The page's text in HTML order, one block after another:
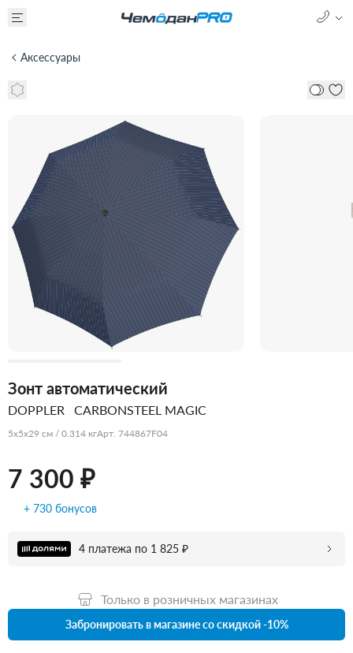
Аксессуары
Зонт автоматический
DOPPLER CARBONSTEEL MAGIC
5x5x29 см / 0.314 кгАрт. 744867F04
7 300 ₽
+ 730 бонусов
4 платежа по 1 825 ₽
Только в розничных магазинах
Забронировать в магазине со скидкой -10%